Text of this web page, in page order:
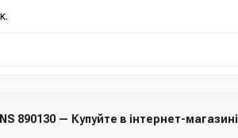
890130 — Купуйте в інтернет-магазині